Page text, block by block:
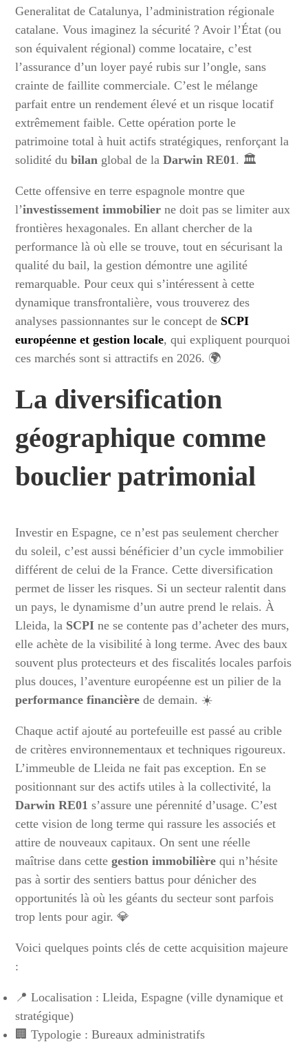
Generalitat de Catalunya, l’administration régionale
catalane. Vous imaginez la sécurité ? Avoir l’État (ou
son équivalent régional) comme locataire, c’est
l’assurance d’un loyer payé rubis sur l’ongle, sans
crainte de faillite commerciale. C’est le mélange
parfait entre un rendement élevé et un risque locatif
extrêmement faible. Cette opération porte le
patrimoine total à huit actifs stratégiques, renforçant la
solidité dubilan global de laDarwin RE01 . 🏛️
Cette offensive en terre espagnole montre que
l’investissement immobilier ne doit pas se limiter aux
frontières hexagonales. En allant chercher de la
performance là où elle se trouve, tout en sécurisant la
qualité du bail, la gestion démontre une agilité
remarquable. Pour ceux qui s’intéressent à cette
dynamique transfrontalière, vous trouverez des
analyses passionnantes sur le concept de SCPI
européenne et gestion locale, qui expliquent pourquoi
ces marchés sont si attractifs en 2026. 🌍
La diversification
géographique comme
bouclier patrimonial
Investir en Espagne, ce n’est pas seulement chercher
du soleil, c’est aussi bénéficier d’un cycle immobilier
différent de celui de la France. Cette diversification
permet de lisser les risques. Si un secteur ralentit dans
un pays, le dynamisme d’un autre prend le relais. À
Lleida, la SCPI ne se contente pas d’acheter des murs,
elle achète de la visibilité à long terme. Avec des baux
souvent plus protecteurs et des fiscalités locales parfois
plus douces, l’aventure européenne est un pilier de la
performance financière de demain. ☀️
Chaque actif ajouté au portefeuille est passé au crible
de critères environnementaux et techniques rigoureux.
L’immeuble de Lleida ne fait pas exception. En se
positionnant sur des actifs utiles à la collectivité, la
Darwin RE01 s’assure une pérennité d’usage. C’est
cette vision de long terme qui rassure les associés et
attire de nouveaux capitaux. On sent une réelle
maîtrise dans cettegestion immobilière qui n’hésite
pas à sortir des sentiers battus pour dénicher des
opportunités là où les géants du secteur sont parfois
trop lents pour agir. 💎
Voici quelques points clés de cette acquisition majeure
:
📍 Localisation : Lleida, Espagne (ville dynamique et
stratégique)
🏢 Typologie : Bureaux administratifs